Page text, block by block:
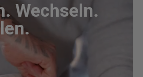
Wechseln.